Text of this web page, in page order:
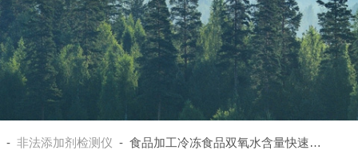
- 非法添加剂检测仪 - 食品加工冷冻食品双氧水含量快速检测仪